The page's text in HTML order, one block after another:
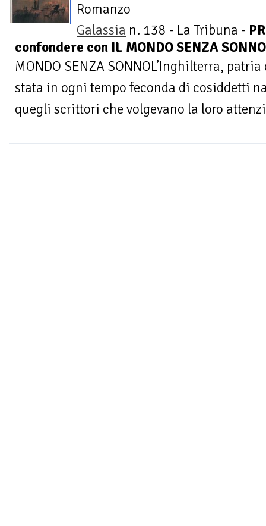
Romanzo
Galassia n. 138 - La Tribuna -
confondere con IL MONDO SENZA
MONDO SENZA SONNOL’Inghilterra,
stata in ogni tempo feconda di cosiddetti
quegli scrittori che volgevano la loro